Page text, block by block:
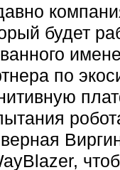
будет
по